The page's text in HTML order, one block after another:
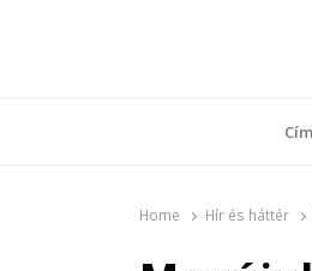
Home Hír és háttér